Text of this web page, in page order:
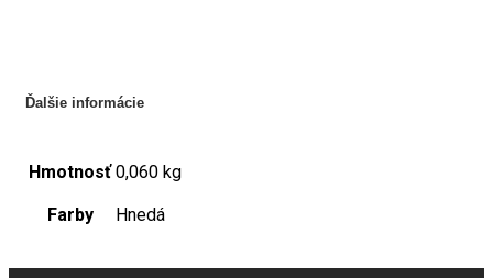
Ďalšie informácie
Hmotnosť 0,060 kg
Farby Hnedá